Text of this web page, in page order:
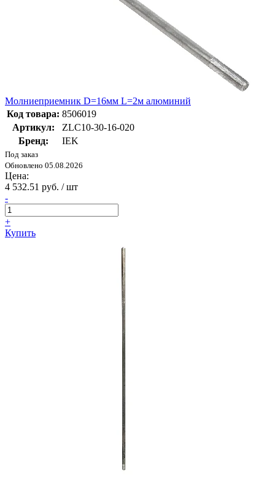
Молниеприемник D=16мм L=2м алюминий
Код товара: 8506019
Артикул:
ZLC10-30-16-020
Бренд:
IEK
Под заказ
Обновлено 05.08.2026
Цена:
4 532.51 руб. / шт
-
+
Купить